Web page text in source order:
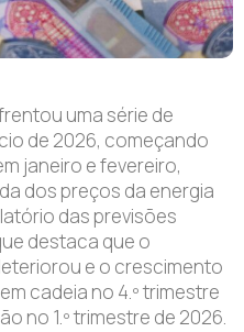
uma série de
de 2026, começando
janeiro e fevereiro,
dos preços da energia
das previsões
destaca que o
e o crescimento
cadeia no 4.º trimestre
no 1.º trimestre de 2026.